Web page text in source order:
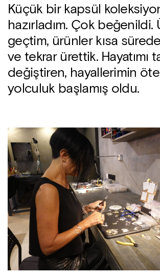
Küçük bir kapsül
hazırladım. Çok beğenildi.
geçtim, ürünler kısa
ve tekrar ürettik. Hayatımı
değiştiren, hayallerimin
yolculuk başlamış oldu.